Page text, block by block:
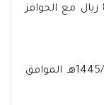
- ابتداء من 5,200 ريال وتصل إلى 8,000 ريال مع الحوافز
- متاح الآن بدأ اليوم الأحد بتاريخ 1445/07/02هـ الموافق